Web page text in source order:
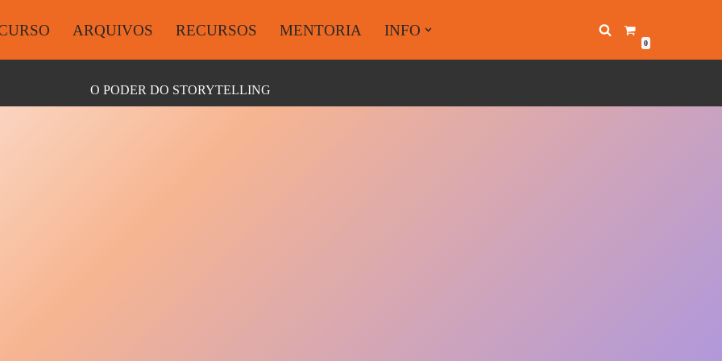
ARQUIVOS RECURSOS MENTORIA INFO
0
O PODER DO STORYTELLING